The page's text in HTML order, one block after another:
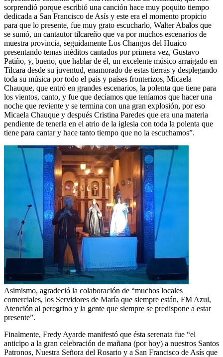
sorprendió porque escribió una canción hace muy poquito tiempo
dedicada a San Francisco de Asís y este era el momento propicio
para que lo presente, fue muy grato escucharlo, Walter Abalos que
se sumó, un cantautor tilcareño que va por muchos escenarios de
muestra provincia, seguidamente Los Changos del Huaico
presentando temas inéditos cantados por primera vez, Gustavo
Patiño, y, bueno, que hablar de él, un excelente músico arraigado en
Tilcara desde su juventud, enamorado de estas tierras y desplegando
toda su música por todo el país y países fronterizos, Micaela
Chauque, que entró en grandes escenarios, la polenta que tiene para
los vientos, canto, y fue que decíamos que teníamos que hacer una
noche que reviente y se termina con una gran explosión, por eso
Micaela Chauque y después Cristina Paredes que era una materia
pendiente de tenerla en el atrio de la iglesia con toda la polenta que
tiene para cantar y hace tanto tiempo que no la escuchamos”.
Asimismo, agradeció la colaboración de “muchos locales
comerciales, los Servidores de María que siempre están, FM Azul,
Atención al peregrino y la gente que siempre se predispone a estar
presente”.
Finalmente, Fredy Ayarde manifestó que ésta serenata fue “el
anticipo a la gran celebración de mañana (por hoy) a nuestros Santos
Patronos, Nuestra Señora del Rosario y a San Francisco de Asís que